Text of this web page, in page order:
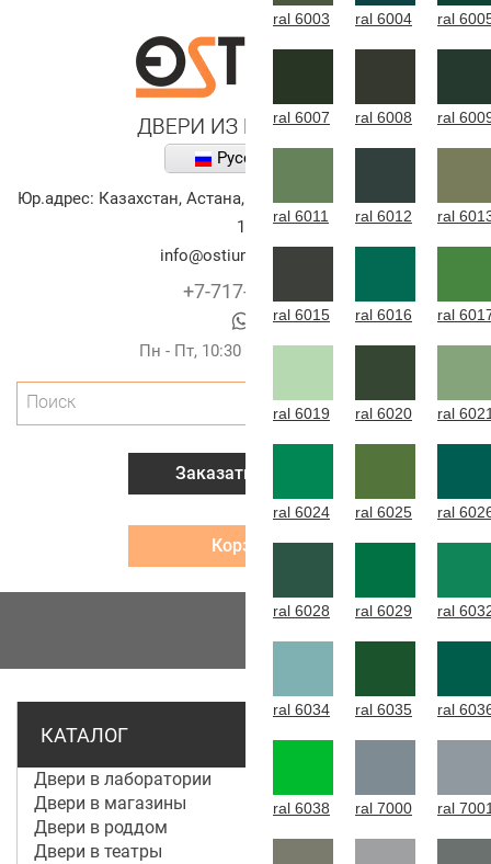
Русский
Юр.адрес: Казахстан, Астана,
улица Алихана Бокейханова,
10
info@ostium-doors.kz
+7-717-269-6131
Пн - Пт, 10:30 - 20:00 (г.Астана)
Поиск
Заказать звонок
Корзина
КАТАЛОГ
Двери в лаборатории
Двери в магазины
Двери в роддом
Двери в театры
ral 6003 ral 6004 ral
ral 6007 ral 6008 ral
ral 6011 ral 6012 ral
ral 6015 ral 6016 ral
ral 6019 ral 6020 ral
ral 6024 ral 6025 ral
ral 6028 ral 6029 ral
ral 6034 ral 6035 ral
ral 6038 ral 7000 ral